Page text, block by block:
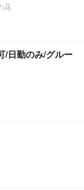
花
/日勤のみ/グルー